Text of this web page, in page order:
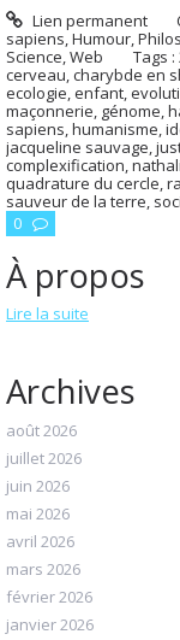
Lien permanent
sapiens Humour
Science Web Tags :
cerveau charybde en
ecologie enfant
maçonnerie génome
sapiens humanisme
jacqueline sauvage
complexification
quadrature du cercle
sauveur de la terre
0
À propos
Lire la suite
Archives
août 2026
juillet 2026
juin 2026
mai 2026
avril 2026
mars 2026
février 2026
janvier 2026